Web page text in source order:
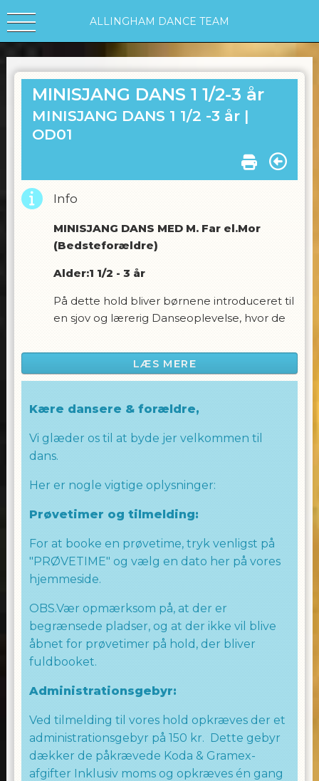
ALLINGHAM DANCE TEAM
MINISJANG DANS 1 1/2-3 år
MINISJANG DANS 1 1/2 -3 år |
OD01
Info
MINISJANG DANS MED M. Far el.Mor
(Bedsteforældre)
Alder:1 1/2 - 3 år
På dette hold bliver børnene introduceret til
en sjov og lærerig Danseoplevelse, hvor de
melodier fra Ramasjang og Disney. Børnene
vil blandt andet danse til:
- Askepot
- Frost
- Pippi osv.
Vi vil også synge og danse til nogle af de
mest elskede Disney-sange samt
Ramasjang-sange, herunder sange fra Motor
Mille og mange andre.
Hvad kan du forvente?
- En hyggelig time, hvor hele familien kan
deltage.
- Et aktivt og sjovt samvær med dit barn, hvor
musikalske forståelse og sociale interaktion.
- Et trygt og inspirerende miljø, hvor
fantasien og glæden ved dansen er i
LÆS MERE
Kære dansere & forældre,
Vi glæder os til at byde jer velkommen til
dans.
Her er nogle vigtige oplysninger:
Prøvetimer og tilmelding:
For at booke en prøvetime, tryk venligst på
"PRØVETIME" og vælg en dato her på vores
hjemmeside.
OBS.Vær opmærksom på, at der er
begrænsede pladser, og at der ikke vil blive
åbnet for prøvetimer på hold, der bliver
fuldbooket.
Administrationsgebyr:
Ved tilmelding til vores hold opkræves der et
administrationsgebyr på 150 kr. Dette gebyr
dækker de påkrævede Koda & Gramex-
afgifter Inklusiv moms og opkræves én gang